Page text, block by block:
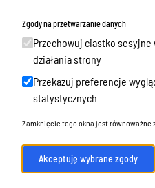
Finansowej
Wieloletnia Prognoza Finansowa i jej
zmiany
budżetu
Sprawozdania budżetowe
Opinie Regionalnej Izby
Informacje wynikające z art. 37 ust. 1
ustawy o finansach publicznych
Zgody na przetwarzanie danych
Przechowuj ciastko sesyjne
działania strony
Przekazuj preferencje
statystycznych
Zamknięcie tego okna jest równoważne
Akceptuję wybrane zgody